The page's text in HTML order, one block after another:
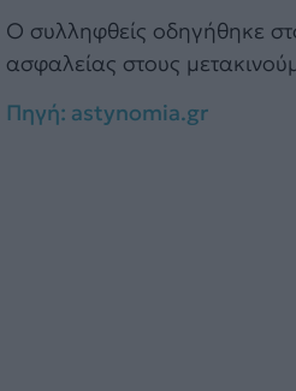
Ο συλληφθείς οδηγήθηκε
ασφαλείας στους
Πηγή: astynomia.gr